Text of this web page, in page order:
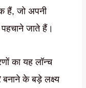
हैं, जो अपनी
जाते हैं।
का यह लॉन्च
बनाने के बड़े लक्ष्य